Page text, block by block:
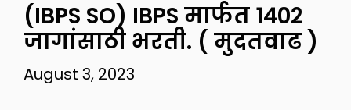
(IBPS SO) IBPS मार्फत 1402
जागांसाठी भरती. ( मुदतवाढ )
August 3, 2023